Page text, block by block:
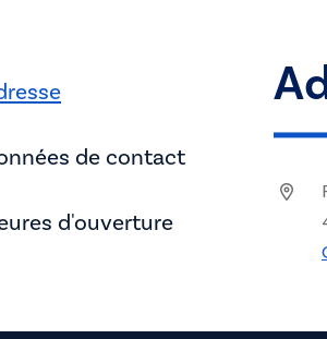
de contact
d'ouverture